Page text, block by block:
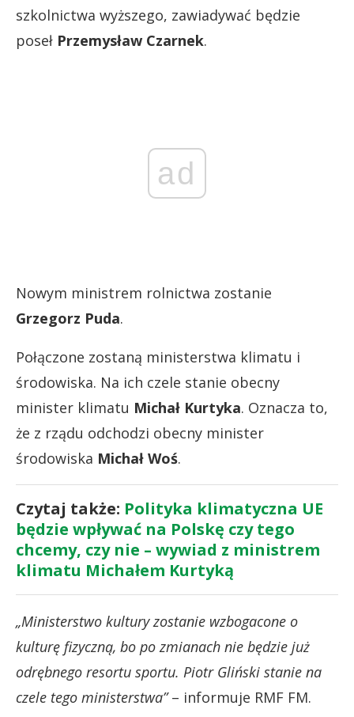
szkolnictwa wyższego, zawiadywać będzie
poseł Przemysław Czarnek.
ad
Nowym ministrem rolnictwa zostanie
Grzegorz Puda.
Połączone zostaną ministerstwa klimatu i
środowiska. Na ich czele stanie obecny
minister klimatu Michał Kurtyka. Oznacza to,
że z rządu odchodzi obecny minister
środowiska Michał Woś.
Czytaj także: Polityka klimatyczna UE
będzie wpływać na Polskę czy tego
chcemy, czy nie – wywiad z ministrem
klimatu Michałem Kurtyką
„Ministerstwo kultury zostanie wzbogacone o
kulturę fizyczną, bo po zmianach nie będzie już
odrębnego resortu sportu. Piotr Gliński stanie na
czele tego ministerstwa”– informuje RMF FM.